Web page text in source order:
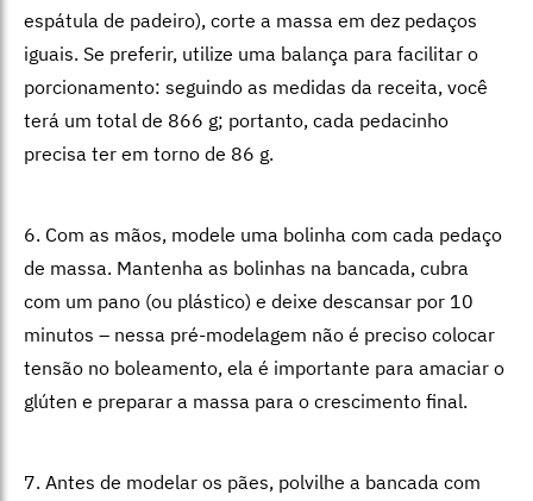
espátula de padeiro), corte a massa em dez pedaços
iguais. Se preferir, utilize uma balança para facilitar o
porcionamento: seguindo as medidas da receita, você
terá um total de 866 g; portanto, cada pedacinho
precisa ter em torno de 86 g.
6. Com as mãos, modele uma bolinha com cada pedaço
de massa. Mantenha as bolinhas na bancada, cubra
com um pano (ou plástico) e deixe descansar por 10
minutos – nessa pré-modelagem não é preciso colocar
tensão no boleamento, ela é importante para amaciar o
glúten e preparar a massa para o crescimento final.
7. Antes de modelar os pães, polvilhe a bancada com